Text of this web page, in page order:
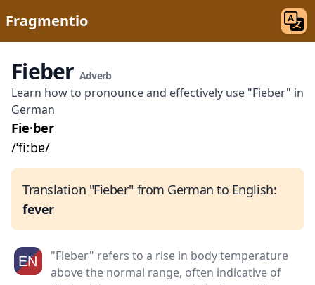
Fragmentio
Fieber Adverb
Learn how to pronounce and effectively use "Fieber" in
German
Fie·ber
/ˈfiːbɐ/
Translation "Fieber" from German to English:
fever
"Fieber" refers to a rise in body temperature
above the normal range, often indicative of